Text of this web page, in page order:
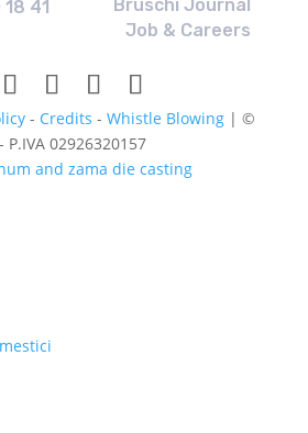
41
Bruschi Journal
Job & Careers
- Credits - Whistle Blowing| ©
02926320157